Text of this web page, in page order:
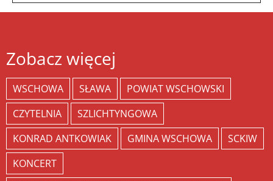
Zobacz więcej
WSCHOWA SŁAWA
POWIAT WSCHOWSKI
CZYTELNIA
SZLICHTYNGOWA
KONRAD ANTKOWIAK
GMINA WSCHOWA
SCKIW
KONCERT